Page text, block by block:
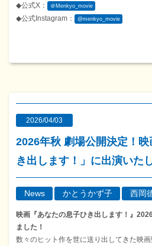
◆公式X： ＠Menkyo_movie
◆公式Instagram： @menkyo_movie
2026/04/03
2026年秋 劇場公開決定！
き出します！」に出演いた
News かとうかず子 西岡
映画『あなたの息子ひき出します！』
ました！
数々のヒット作を世に送り出してきた映画